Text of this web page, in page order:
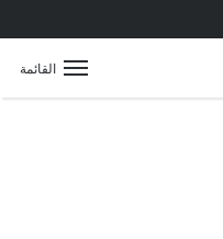
القائمة